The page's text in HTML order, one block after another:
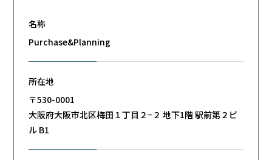
名称
Purchase&Planning
所在地
〒530-0001
大阪府大阪市北区梅田１丁目２−２ 地下1階 駅前第２ビ
ル B1